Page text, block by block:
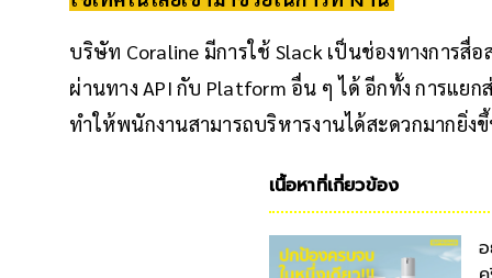
บริษัท Coraline มีการใช้ Slack เป็นช่องทางการสื่
ผ่านทาง API กับ Platform อื่น ๆ ได้ อีกทั้ง การแย
ทำให้พนักงานสามารถบริหารงานได้สะดวกมากยิ่ง
เนื้อหาที่เกี่ยวข้อง